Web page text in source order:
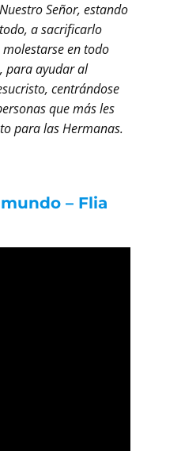
Señor, estando
a sacrificarlo
en todo
para ayudar al
centrándose
que más les
para las Hermanas.
– Flia